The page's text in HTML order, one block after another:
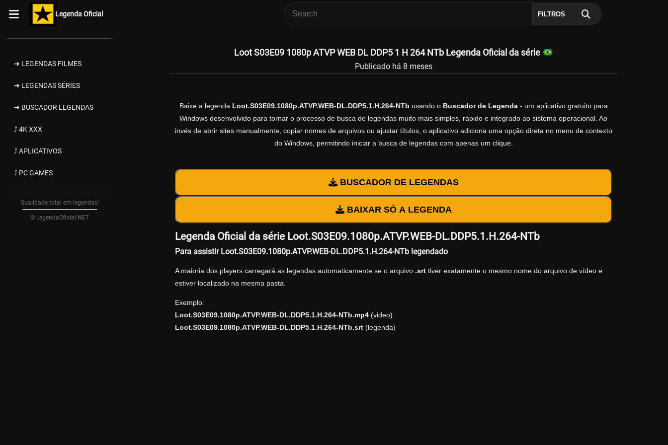
Legenda Oficial FILTROS
➔ LEGENDAS FILMES
➔ LEGENDAS SÉRIES
➔ BUSCADOR LEGENDAS
⤴ 4K XXX
⤴ APLICATIVOS
⤴ PC GAMES
Qualidade total em legendas!
© LegendaOficial.NET
Loot S03E09 1080p ATVP WEB DL DDP5 1 H 264 NTb Legenda Oficial da série
Publicado há 8 meses
Baixe a legenda Loot.S03E09.1080p.ATVP.WEB-DL.DDP5.1.H.264-NTb usando o Buscador de Legenda- um aplicativo gratuito para
Windows desenvolvido para tornar o processo de busca de legendas muito mais simples, rápido e integrado ao sistema operacional. Ao
invés de abrir sites manualmente, copiar nomes de arquivos ou ajustar títulos, o aplicativo adiciona uma opção direta no menu de contexto
do Windows, permitindo iniciar a busca de legendas com apenas um clique.
BUSCADOR DE LEGENDAS
BAIXAR SÓ A LEGENDA
Legenda Oficial da série Loot.S03E09.1080p.ATVP.WEB-DL.DDP5.1.H.264-NTb
Para assistir Loot.S03E09.1080p.ATVP.WEB-DL.DDP5.1.H.264-NTb legendado
A maioria dos players carregará as legendas automaticamente se o arquivo .srttiver exatamente o mesmo nome do arquivo de vídeo e
estiver localizado na mesma pasta.
Exemplo:
Loot.S03E09.1080p.ATVP.WEB-DL.DDP5.1.H.264-NTb.mp4(video)
Loot.S03E09.1080p.ATVP.WEB-DL.DDP5.1.H.264-NTb.srt(legenda)